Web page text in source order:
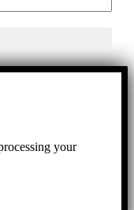
your